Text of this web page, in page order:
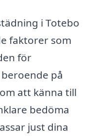
i Totebo
faktorer som
för
på
att känna till
bedöma
just dina